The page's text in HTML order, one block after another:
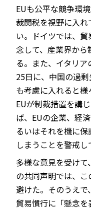
EUも公平な競争環
裁関税を視野に入
い。ドイツでは、
念して、産業界か
る。また、イタリ
25日に、中国の過
も考慮に入れると様
EUが制裁措置を講
ば、EUの企業、経
るいはそれを機に
しまうことを警戒し
多様な意見を受け
の共同声明では、
避けた。そのうえ
貿易慣行に「懸念